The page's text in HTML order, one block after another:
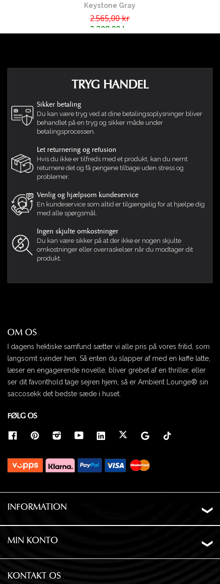
Keystone Gray
2.565,00 kr
2.308,00 kr
TRYG HANDEL
Sikker betaling
Du kan være tryg ved at dine betalingsoplysninger bliver
behandlet på en tryg og sikker måde under
betalingsprocessen.
Let returnering og refusion
Hvis du ikke er tilfreds med et produkt, kan du nemt
returnere det og få pengene tilbage uden stress og
problemer.
Venlig og hjælpsom kundeservice
En kundeservice som altid er tilgængelig for at hjælpe dig
med alle spørgsmål.
Ingen skjulte omkostninger
Du kan være sikker på at der ikke er nogen skjulte
omkostninger eller overraskelser når du modtager dit
produkt.
OM OS
I dagens hektiske samfund sætter vi alle pris på vores fritid, som
langsomt svinder hen. Så enten du slapper af med en kaffe latte,
læser en engagerende novelle, bliver grebet af en thriller, eller
ser dit favorithold tage sejren hjem, så er Ambient Lounge® sin
saccosekk det bedste sæde i huset.
FØLG OS
INFORMATION
Levering
Privatliv
Garanti og returnering
MIN KONTO
Ønskeliste
KONTAKT OS